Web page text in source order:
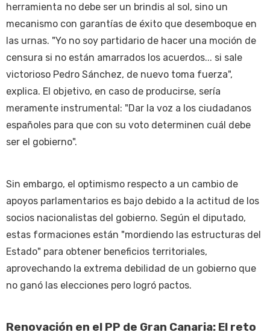
herramienta no debe ser un brindis al sol, sino un
mecanismo con garantías de éxito que desemboque en
las urnas. "Yo no soy partidario de hacer una moción de
censura si no están amarrados los acuerdos... si sale
victorioso Pedro Sánchez, de nuevo toma fuerza",
explica. El objetivo, en caso de producirse, sería
meramente instrumental: "Dar la voz a los ciudadanos
españoles para que con su voto determinen cuál debe
ser el gobierno".
Sin embargo, el optimismo respecto a un cambio de
apoyos parlamentarios es bajo debido a la actitud de los
socios nacionalistas del gobierno. Según el diputado,
estas formaciones están "mordiendo las estructuras del
Estado" para obtener beneficios territoriales,
aprovechando la extrema debilidad de un gobierno que
no ganó las elecciones pero logró pactos.
Renovación en el PP de Gran Canaria: El reto